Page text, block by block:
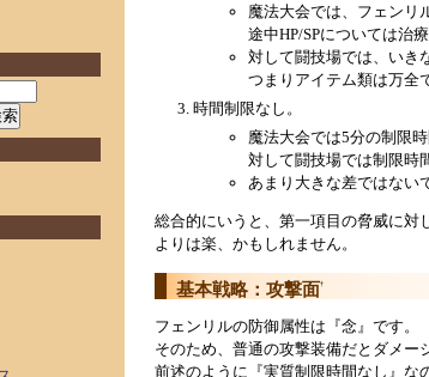
魔法大会では、フェンリ
途中HP/SPについては治
対して闘技場では、いき
つまりアイテム類は万全
時間制限なし。
魔法大会では5分の制限時
対して闘技場では制限時
あまり大きな差ではない
総合的にいうと、第一項目の脅威に対
よりは楽、かもしれません。
基本戦略：攻撃面†
フェンリルの防御属性は『念』です。
そのため、普通の攻撃装備だとダメー
前述のように『実質制限時間なし』な